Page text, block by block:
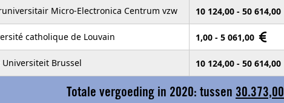
Micro-Electronica Centrum vzw 10 124,00 - 50 614,00
catholique de Louvain 1,00 - 5 061,00
Universiteit Brussel 10 124,00 - 50 614,00
Totale vergoeding in 2020: tussen 30.373,00